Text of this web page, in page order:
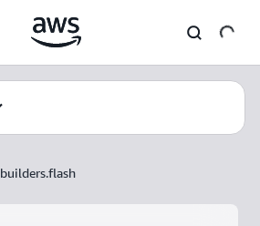
builders.flash